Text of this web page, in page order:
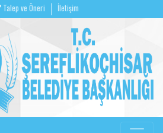
Talep ve Öneri İletişim